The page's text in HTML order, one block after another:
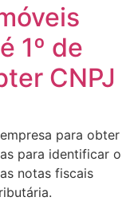
1º de
CNPJ
para obter
para identificar o
notas fiscais